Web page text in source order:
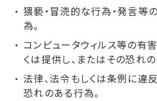
猥褻・冒涜的な行為・発言等
為。
コンピュータウィルス等の有
くは提供し、またはその恐れの
法律、法令もしくは条例に違
恐れのある行為。